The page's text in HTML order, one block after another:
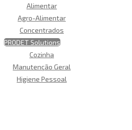
Alimentar
Agro-Alimentar
Concentrados
PRODET Solutions
Cozinha
Manutenção Geral
Higiene Pessoal